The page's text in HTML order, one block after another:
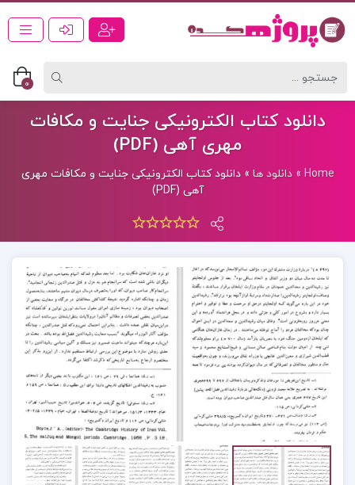
0
دانلود کتاب الکترونیکی جنایت و مکافات
مهری آهی (PDF)
Home
»دانلود ها »دانلود کتاب الکترونیکی جنایت و مکافات مهری
آهی (PDF)